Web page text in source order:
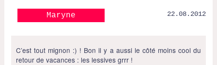
Maryne 22.08.2012
C’est tout mignon :) ! Bon il y a aussi le côté moins cool du
retour de vacances : les lessives grrr !